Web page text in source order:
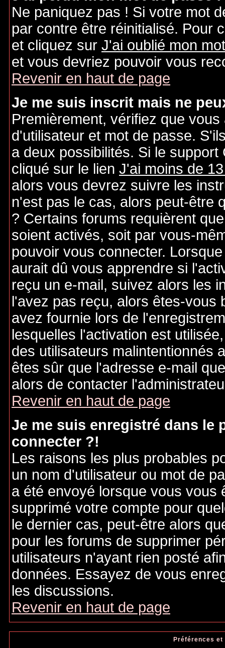
Ne paniquez pas ! Si votre mot
par contre être réinitialisé. Pour
et cliquez sur J'ai oublié mon
et vous devriez pouvoir vous
Revenir en haut de page
Je me suis inscrit mais ne
Premièrement, vérifiez que
d'utilisateur et mot de passe.
a deux possibilités. Si le
cliqué sur le lien J'ai moins de
alors vous devrez suivre les
n'est pas le cas, alors peut-être
? Certains forums requièrent
soient activés, soit par vous-
pouvoir vous connecter.
aurait dû vous apprendre si
reçu un e-mail, suivez alors les
l'avez pas reçu, alors êtes-vous
avez fournie lors de
lesquelles l'activation est
des utilisateurs malintentionnés
êtes sûr que l'adresse e-mail
alors de contacter
Revenir en haut de page
Je me suis enregistré dans le
connecter ?!
Les raisons les plus probables
un nom d'utilisateur ou mot de
a été envoyé lorsque vous vous
supprimé votre compte pour
le dernier cas, peut-être alors
pour les forums de supprimer
utilisateurs n'ayant rien posté
données. Essayez de vous
les discussions.
Revenir en haut de page
Préférences